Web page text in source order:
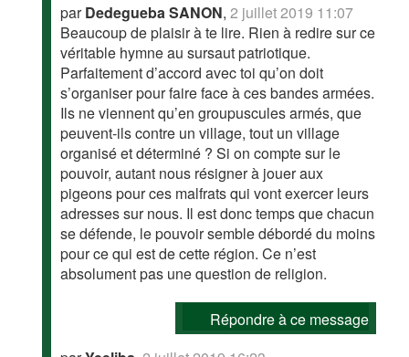
parDedegueba SANON,2 juillet 2019 11:07
Beaucoup de plaisir à te lire. Rien à redire sur ce
véritable hymne au sursaut patriotique.
Parfaitement d’accord avec toi qu’on doit
s’organiser pour faire face à ces bandes armées.
Ils ne viennent qu’en groupuscules armés, que
peuvent-ils contre un village, tout un village
organisé et déterminé ? Si on compte sur le
pouvoir, autant nous résigner à jouer aux
pigeons pour ces malfrats qui vont exercer leurs
adresses sur nous. Il est donc temps que chacun
se défende, le pouvoir semble débordé du moins
pour ce qui est de cette région. Ce n’est
absolument pas une question de religion.
Répondre à ce message